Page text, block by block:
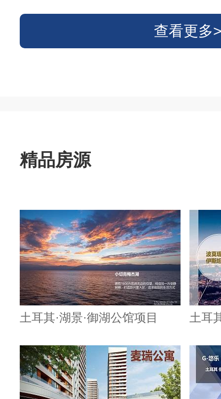
查看更多
精品房源
土耳其·湖景·御湖公馆项目 土耳